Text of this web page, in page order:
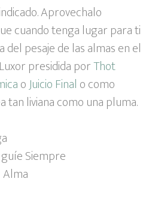
Aprovechalo
cuando tenga lugar para ti
pesaje de las almas en el
presidida porThot
oJuicio Final o como
tan liviana como una pluma.
Siempre